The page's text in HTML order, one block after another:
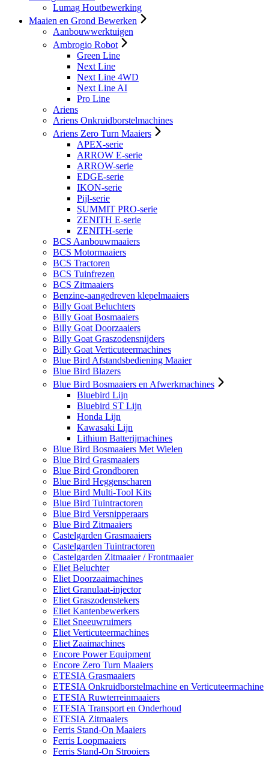
Lumag Houtbewerking
Maaien en Grond Bewerken
Aanbouwwerktuigen
Ambrogio Robot
Green Line
Next Line
Next Line 4WD
Next Line AI
Pro Line
Ariens
Ariens Onkruidborstelmachines
Ariens Zero Turn Maaiers
APEX-serie
ARROW E-serie
ARROW-serie
EDGE-serie
IKON-serie
Pijl-serie
SUMMIT PRO-serie
ZENITH E-serie
ZENITH-serie
BCS Aanbouwmaaiers
BCS Motormaaiers
BCS Tractoren
BCS Tuinfrezen
BCS Zitmaaiers
Benzine-aangedreven klepelmaaiers
Billy Goat Beluchters
Billy Goat Bosmaaiers
Billy Goat Doorzaaiers
Billy Goat Graszodensnijders
Billy Goat Verticuteermachines
Blue Bird Afstandsbediening Maaier
Blue Bird Blazers
Blue Bird Bosmaaiers en Afwerkmachines
Bluebird Lijn
Bluebird ST Lijn
Honda Lijn
Kawasaki Lijn
Lithium Batterijmachines
Blue Bird Bosmaaiers Met Wielen
Blue Bird Grasmaaiers
Blue Bird Grondboren
Blue Bird Heggenscharen
Blue Bird Multi-Tool Kits
Blue Bird Tuintractoren
Blue Bird Versnipperaars
Blue Bird Zitmaaiers
Castelgarden Grasmaaiers
Castelgarden Tuintractoren
Castelgarden Zitmaaier / Frontmaaier
Eliet Beluchter
Eliet Doorzaaimachines
Eliet Granulaat-injector
Eliet Graszodenstekers
Eliet Kantenbewerkers
Eliet Sneeuwruimers
Eliet Verticuteermachines
Eliet Zaaimachines
Encore Power Equipment
Encore Zero Turn Maaiers
ETESIA Grasmaaiers
ETESIA Onkruidborstelmachine en Verticuteermachine
ETESIA Ruwterreinmaaiers
ETESIA Transport en Onderhoud
ETESIA Zitmaaiers
Ferris Stand-On Maaiers
Ferris Loopmaaiers
Ferris Stand-On Strooiers